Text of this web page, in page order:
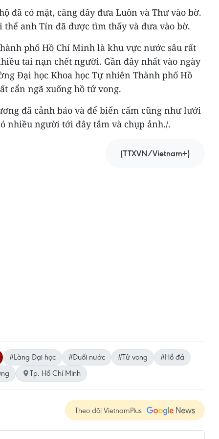
đã có mặt, căng dây đưa Luôn và Thư vào bờ.
thể anh Tín đã được tìm thấy và đưa vào bờ.
phố Hồ Chí Minh là khu vực nước sâu rất
tai nạn chết người. Gần đây nhất vào ngày
Đại học Khoa học Tự nhiên Thành phố Hồ
cẩn ngã xuống hồ tử vong.
đã cảnh báo và để biển cấm cũng như lưới
nhiều người tới đây tắm và chụp ảnh./.
(TTXVN/Vietnam+)
#Làng Đại học #Đuối nước #Tử vong
#Hồ đá
Tp. Hồ Chí Minh
Theo dõi VietnamPlus